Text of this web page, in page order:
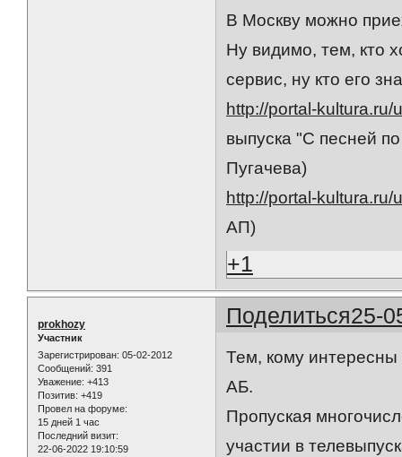
В Москву можно
Ну видимо, тем, кто
сервис, ну кто его
http://portal-
выпуска "С песней
Пугачева)
http://portal-
АП)
+1
Поделиться25-
prokhozy
Участник
Зарегистрирован: 05-02-2012
Сообщений: 391
Уважение: +413
Позитив: +419
Провел на форуме:
15 дней 1 час
Последний визит:
22-06-2022 19:10:59
Тем, кому интересны
АБ.
Пропуская
участии в